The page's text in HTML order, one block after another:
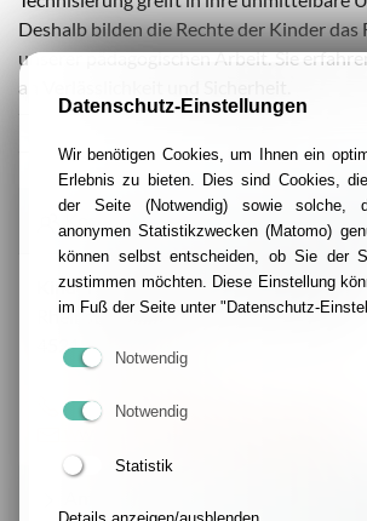
Deshalb bilden die Rechte der Kinder das
unserer pädagogischen Arbeit. Sie
an Verlässlichkeit und Sicherheit.
Kindertageseinrichtung St. Matthias
Rheinstraße 156
45219 Essen
02054 / 95 61-40
Datenschutz-Einstellungen
Wir benötigen Cookies, um Ihnen ein
Erlebnis zu bieten. Dies sind Cookies,
der Seite (Notwendig) sowie solche,
anonymen Statistikzwecken (Matomo)
können selbst entscheiden, ob Sie der
zustimmen möchten. Diese Einstellung
im Fuß der Seite unter "Datenschutz-
Notwendig
Notwendig
Statistik